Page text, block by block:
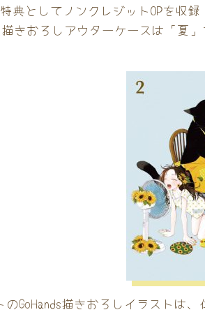
典としてノンクレジットOPを収録
きおろしアウターケースは「夏
GoHands描きおろしイラストは